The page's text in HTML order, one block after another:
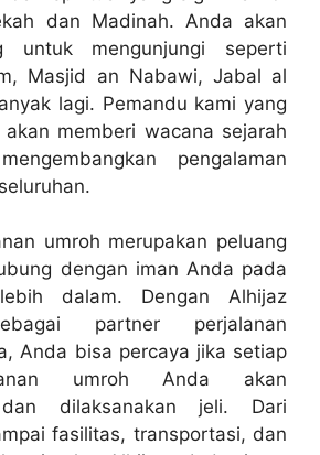
dan Madinah. Anda akan
untuk mengunjungi seperti
Masjid an Nabawi, Jabal al
lagi. Pemandu kami yang
akan memberi wacana sejarah
pengalaman
umroh merupakan peluang
dengan iman Anda pada
dalam. Dengan Alhijaz
partner perjalanan
Anda bisa percaya jika setiap
umroh Anda akan
dan dilaksanakan jeli. Dari
fasilitas, transportasi, dan